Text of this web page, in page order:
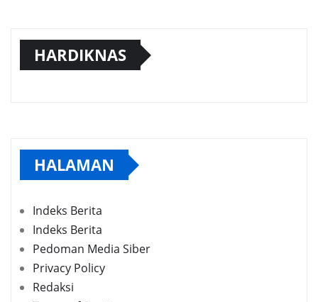
HARDIKNAS
HALAMAN
Indeks Berita
Indeks Berita
Pedoman Media Siber
Privacy Policy
Redaksi